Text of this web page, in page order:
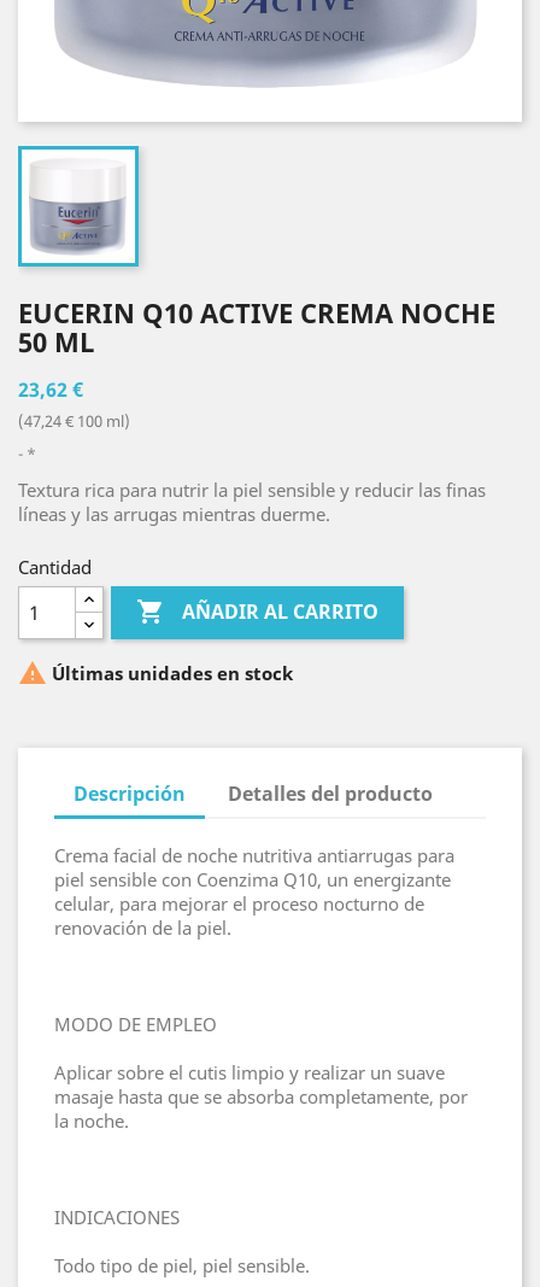
EUCERIN Q10 ACTIVE CREMA NOCHE
50 ML
23,62 €
(47,24 € 100 ml)
*
Textura rica para nutrir la piel sensible y reducir las finas
líneas y las arrugas mientras duerme.
Cantidad
 AÑADIR AL CARRITO
 Últimas unidades en stock
Descripción Detalles del producto
Crema facial de noche nutritiva antiarrugas para
piel sensible con Coenzima Q10, un energizante
celular, para mejorar el proceso nocturno de
renovación de la piel.
MODO DE EMPLEO
Aplicar sobre el cutis limpio y realizar un suave
masaje hasta que se absorba completamente, por
la noche.
INDICACIONES
Todo tipo de piel, piel sensible.